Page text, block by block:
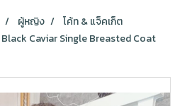
ผู้หญิง
โค้ท & แจ็คเก็ต
Caviar Single Breasted Coat